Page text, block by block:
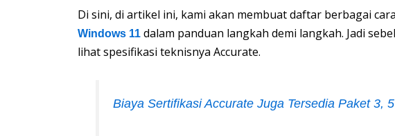
Di sini, di artikel ini, kami akan membuat daftar berbagai
Windows 11 dalam panduan langkah demi langkah. Jadi
lihat spesifikasi teknisnya Accurate.
Biaya Sertifikasi Accurate Juga Tersedia Paket 3,